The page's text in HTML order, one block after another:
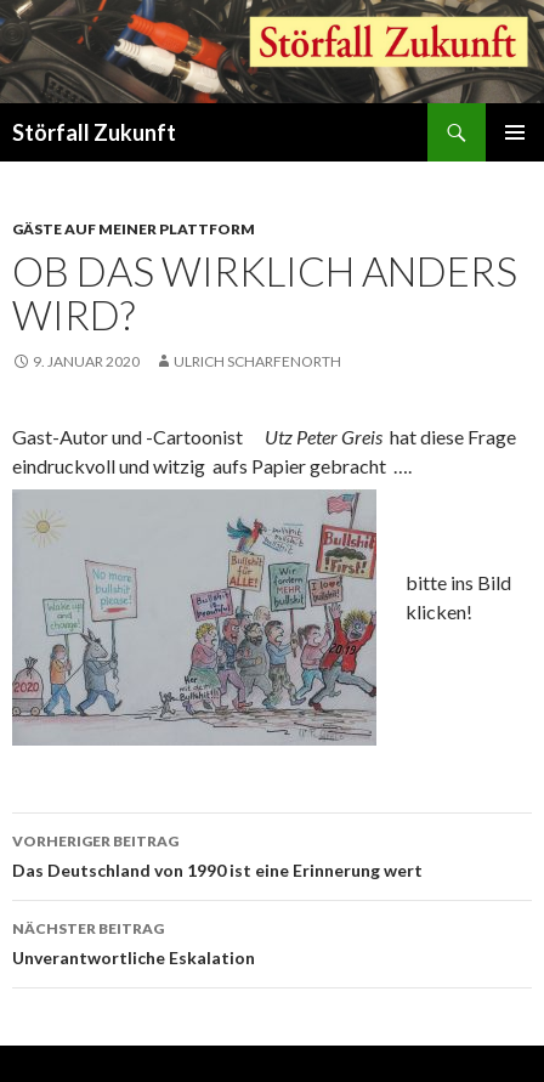
Störfall Zukunft
GÄSTE AUF MEINER PLATTFORM
OB DAS WIRKLICH ANDERS
WIRD?
9. JANUAR 2020 ULRICH SCHARFENORTH
Gast-Autor und -Cartoonist Utz Peter Greis hat diese Frage
eindruckvoll und witzig aufs Papier gebracht ….
bitte ins Bild
klicken!
Beitrags-
Navigation
VORHERIGER BEITRAG
Das Deutschland von 1990 ist eine Erinnerung wert
NÄCHSTER BEITRAG
Unverantwortliche Eskalation